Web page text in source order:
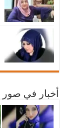
أخبار في صور